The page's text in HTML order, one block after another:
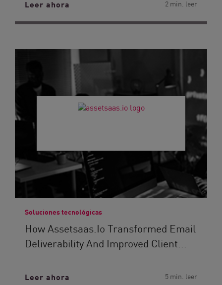
Leer ahora 2 min. leer
Soluciones tecnológicas
How Assetsaas.io Transformed Email
Deliverability And Improved Client...
Leer ahora 5 min. leer